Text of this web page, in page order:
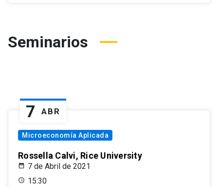
Seminarios
7 ABR
Microeconomía Aplicada
Rossella Calvi, Rice University
7 de Abril de 2021
15:30